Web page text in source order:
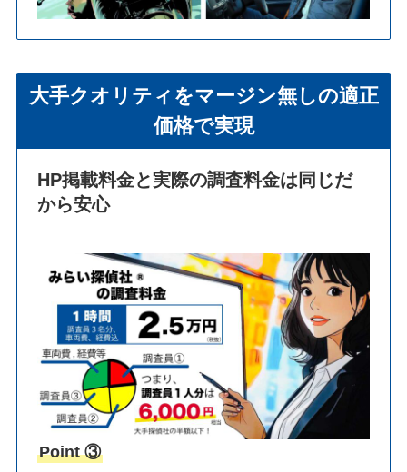
大手クオリティをマージン無しの適正
価格で実現
HP掲載料金と実際の調査料金は同じだ
から安心
Point ③